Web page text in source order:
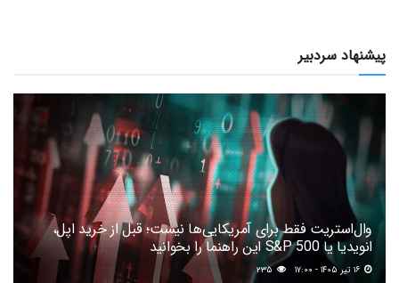
پیشنهاد سردبیر
وال‌استریت فقط برای آمریکایی‌ها نیست؛ قبل از خرید اپل،
انویدیا یا S&P 500 این راهنما را بخوانید
۲۳۵